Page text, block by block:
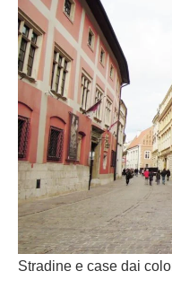
Stradine e case dai